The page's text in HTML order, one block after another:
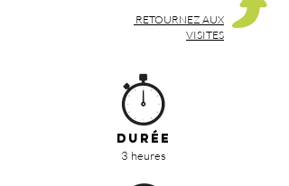
RETOURNEZ AUX
VISITES
dur ÉE
3 heures